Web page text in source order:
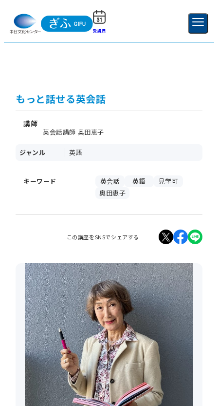
受講日 新規登録
もっと話せる英会話
講師
英会話講師 奥田恵子
ジャンル 英語
キーワード 英会話 英語
見学可
奥田恵子
この講座をSNSでシェアする